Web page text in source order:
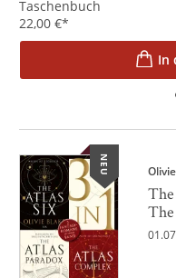
Taschenbuch
22,00 €*
In
NEU